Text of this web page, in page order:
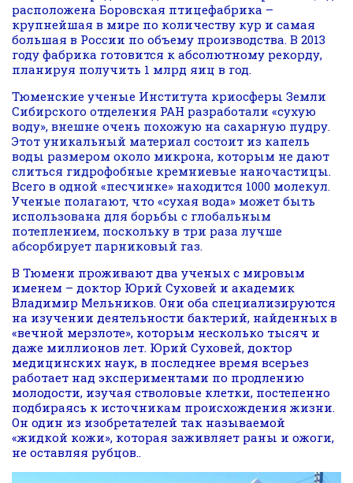
расположена Боровская птицефабрика –
крупнейшая в мире по количеству кур и самая
большая в России по объему производства. В 2013
году фабрика готовится к абсолютному рекорду,
планируя получить 1 млрд яиц в год.
Тюменские ученые Института криосферы Земли
Сибирского отделения РАН разработали «сухую
воду», внешне очень похожую на сахарную пудру.
Этот уникальный материал состоит из капель
воды размером около микрона, которым не дают
слиться гидрофобные кремниевые наночастицы.
Всего в одной «песчинке» находится 1000 молекул.
Ученые полагают, что «сухая вода» может быть
использована для борьбы с глобальным
потеплением, поскольку в три раза лучше
абсорбирует парниковый газ.
В Тюмени проживают два ученых с мировым
именем – доктор Юрий Суховей и академик
Владимир Мельников. Они оба специализируются
на изучении деятельности бактерий, найденных в
«вечной мерзлоте», которым несколько тысяч и
даже миллионов лет. Юрий Суховей, доктор
медицинских наук, в последнее время всерьез
работает над экспериментами по продлению
молодости, изучая стволовые клетки, постепенно
подбираясь к источникам происхождения жизни.
Он один из изобретателей так называемой
«жидкой кожи», которая заживляет раны и ожоги,
не оставляя рубцов..